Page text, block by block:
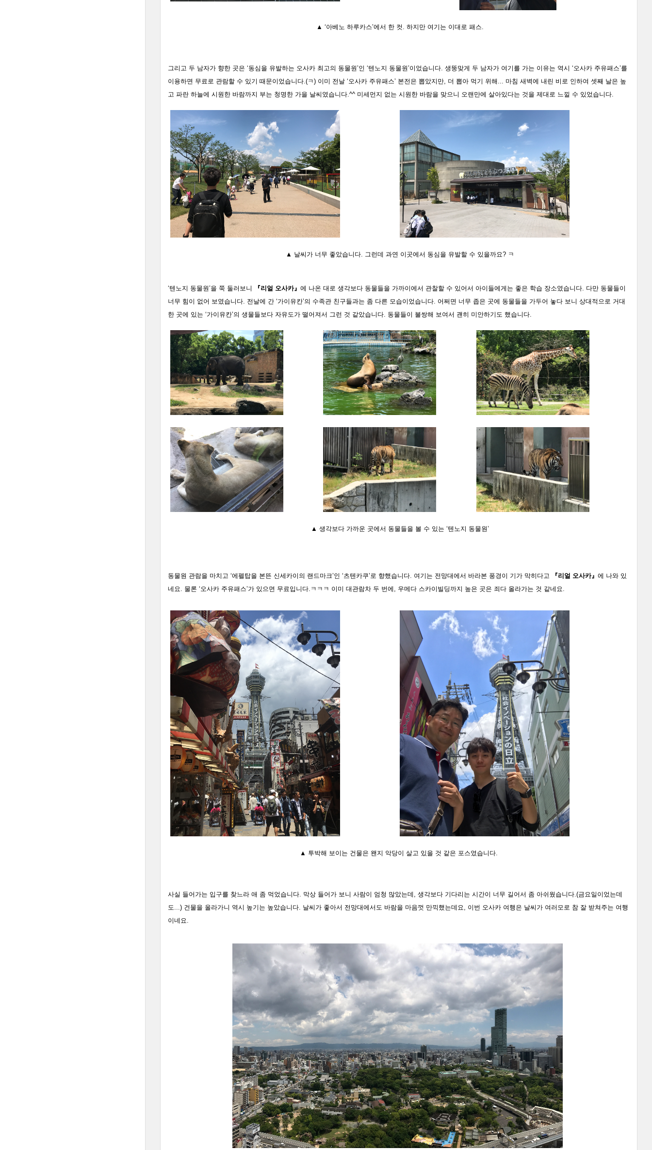
▲ ‘아베노 하루카스’에서 한 컷. 하지만 여기는 이대로 패스.
그리고 두 남자가 향한 곳은 ‘동심을 유발하는 오사카 최고의 동물원’인 ‘텐노지 동물원’이었습니다. 생뚱맞게 두 남자가 여기를 가는 이유는 역시 ‘오사카 주유패스’를
이용하면 무료로 관람할 수 있기 때문이었습니다.(ㅋ) 이미 전날 ‘오사카 주유패스’ 본전은 뽑았지만, 더 뽑아 먹기 위해... 마침 새벽에 내린 비로 인하여 셋째 날은 높
고 파란 하늘에 시원한 바람까지 부는 청명한 가을 날씨였습니다.^^ 미세먼지 없는 시원한 바람을 맞으니 오랜만에 살아있다는 것을 제대로 느낄 수 있었습니다.
▲ 날씨가 너무 좋았습니다. 그런데 과연 이곳에서 동심을 유발할 수 있을까요? ㅋ
‘텐노지 동물원’을 쭉 둘러보니 『리얼 오사카』 에 나온 대로 생각보다 동물들을 가까이에서 관찰할 수 있어서 아이들에게는 좋은 학습 장소였습니다. 다만 동물들이
너무 힘이 없어 보였습니다. 전날에 간 ‘가이유칸’의 수족관 친구들과는 좀 다른 모습이었습니다. 어쩌면 너무 좁은 곳에 동물들을 가두어 놓다 보니 상대적으로 거대
한 곳에 있는 ‘가이유칸’의 생물들보다 자유도가 떨어져서 그런 것 같았습니다. 동물들이 불쌍해 보여서 괜히 미안하기도 했습니다.
▲ 생각보다 가까운 곳에서 동물들을 볼 수 있는 ‘텐노지 동물원’
동물원 관람을 마치고 ‘에펠탑을 본뜬 신세카이의 랜드마크’인 ‘츠텐카쿠’로 향했습니다. 여기는 전망대에서 바라본 풍경이 기가 막히다고 『리얼 오사카』 에 나와 있
네요. 물론 ‘오사카 주유패스’가 있으면 무료입니다.ㅋㅋㅋ 이미 대관람차 두 번에, 우메다 스카이빌딩까지 높은 곳은 죄다 올라가는 것 같네요.
▲ 투박해 보이는 건물은 왠지 악당이 살고 있을 것 같은 포스였습니다.
사실 들어가는 입구를 찾느라 애 좀 먹었습니다. 막상 들어가 보니 사람이 엄청 많았는데, 생각보다 기다리는 시간이 너무 길어서 좀 아쉬웠습니다.(금요일이었는데
도...) 건물을 올라가니 역시 높기는 높았습니다. 날씨가 좋아서 전망대에서도 바람을 마음껏 만끽했는데요, 이번 오사카 여행은 날씨가 여러모로 참 잘 받쳐주는 여행
이네요.